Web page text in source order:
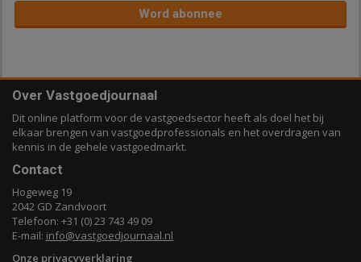
Word abonnee
Over Vastgoedjournaal
Dit online platform voor de vastgoedsector heeft als doel het bij
elkaar brengen van vastgoedprofessionals en het overdragen van
kennis in de gehele vastgoedmarkt.
Contact
Hogeweg 19
2042 GD Zandvoort
Telefoon: +31 (0) 23 743 49 09
E-mail: info@vastgoedjournaal.nl
Onze privacyverklaring